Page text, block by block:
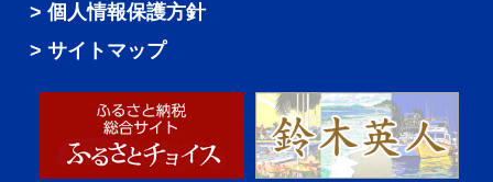
個人情報保護方針
サイトマップ